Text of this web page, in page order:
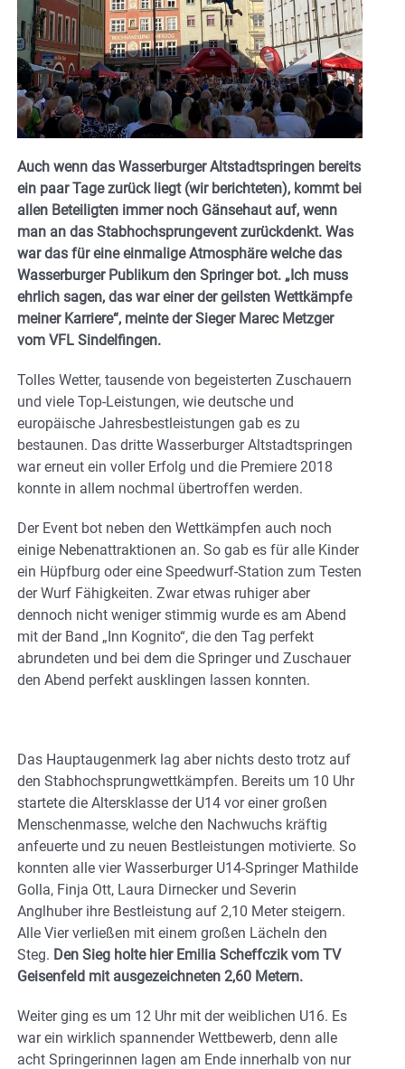
Auch wenn das Wasserburger Altstadtspringen bereits
ein paar Tage zurück liegt (wir berichteten), kommt bei
allen Beteiligten immer noch Gänsehaut auf, wenn
man an das Stabhochsprungevent zurückdenkt. Was
war das für eine einmalige Atmosphäre welche das
Wasserburger Publikum den Springer bot. „Ich muss
ehrlich sagen, das war einer der geilsten Wettkämpfe
meiner Karriere“, meinte der Sieger Marec Metzger
vom VFL Sindelfingen.
Tolles Wetter, tausende von begeisterten Zuschauern
und viele Top-Leistungen, wie deutsche und
europäische Jahresbestleistungen gab es zu
bestaunen. Das dritte Wasserburger Altstadtspringen
war erneut ein voller Erfolg und die Premiere 2018
konnte in allem nochmal übertroffen werden.
Der Event bot neben den Wettkämpfen auch noch
einige Nebenattraktionen an. So gab es für alle Kinder
ein Hüpfburg oder eine Speedwurf-Station zum Testen
der Wurf Fähigkeiten. Zwar etwas ruhiger aber
dennoch nicht weniger stimmig wurde es am Abend
mit der Band „Inn Kognito“, die den Tag perfekt
abrundeten und bei dem die Springer und Zuschauer
den Abend perfekt ausklingen lassen konnten.
Das Hauptaugenmerk lag aber nichts desto trotz auf
den Stabhochsprungwettkämpfen. Bereits um 10 Uhr
startete die Altersklasse der U14 vor einer großen
Menschenmasse, welche den Nachwuchs kräftig
anfeuerte und zu neuen Bestleistungen motivierte. So
konnten alle vier Wasserburger U14-Springer Mathilde
Golla, Finja Ott, Laura Dirnecker und Severin
Anglhuber ihre Bestleistung auf 2,10 Meter steigern.
Alle Vier verließen mit einem großen Lächeln den
Steg. Den Sieg holte hier Emilia Scheffczik vom TV
Geisenfeld mit ausgezeichneten 2,60 Metern.
Weiter ging es um 12 Uhr mit der weiblichen U16. Es
war ein wirklich spannender Wettbewerb, denn alle
acht Springerinnen lagen am Ende innerhalb von nur